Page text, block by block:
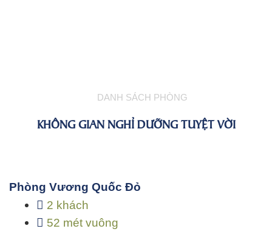
DANH SÁCH PHÒNG
KHÔNG GIAN NGHỈ DƯỠNG TUYỆT VỜI
Phòng Vương Quốc Đỏ
2 khách
52 mét vuông